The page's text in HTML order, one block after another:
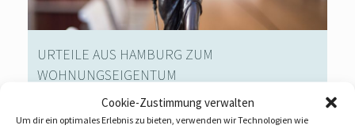
Cookie-Zustimmung verwalten
Um dir ein optimales Erlebnis zu bieten, verwenden wir Technologien wie
URTEILE AUS HAMBURG ZUM
WOHNUNGSEIGENTUM